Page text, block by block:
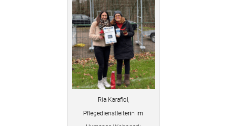
Ria Karafiol,
Pflegedienstleiterin im